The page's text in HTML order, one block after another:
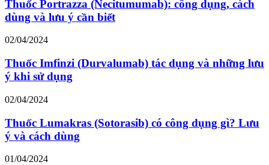
Thuốc Portrazza (Necitumumab): công dụng, cách
dùng và lưu ý cần biết
02/04/2024
Thuốc Imfinzi (Durvalumab) tác dụng và những lưu
ý khi sử dụng
02/04/2024
Thuốc Lumakras (Sotorasib) có công dụng gì? Lưu
ý và cách dùng
01/04/2024